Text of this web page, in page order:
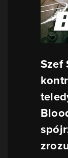
Szef